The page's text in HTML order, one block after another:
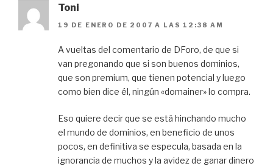
Toni
19 DE ENERO DE 2007 A LAS 12:38 AM
A vueltas del comentario de DForo, de que si
van pregonando que si son buenos dominios,
que son premium, que tienen potencial y luego
como bien dice él, ningún «domainer» lo compra.
Eso quiere decir que se está hinchando mucho
el mundo de dominios, en beneficio de unos
pocos, en definitiva se especula, basada en la
ignorancia de muchos y la avidez de ganar dinero